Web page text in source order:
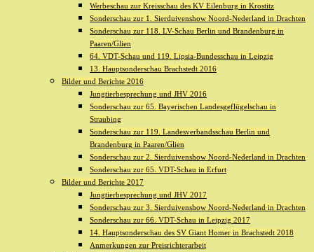
Werbeschau zur Kreisschau des KV Eilenburg in Krostitz
Sonderschau zur 1. Sierduivenshow Noord-Nederland in Drachten
Sonderschau zur 118. LV-Schau Berlin und Brandenburg in
Paaren/Glien
64. VDT-Schau und 119. Lipsia-Bundesschau in Leipzig
13. Hauptsonderschau Brachstedt 2016
Bilder und Berichte 2016
Jungtierbesprechung und JHV 2016
Sonderschau zur 65. Bayerischen Landesgeflügelschau in
Straubing
Sonderschau zur 119. Landesverbandsschau Berlin und
Brandenburg in Paaren/Glien
Sonderschau zur 2. Sierduivenshow Noord-Nederland in Drachten
Sonderschau zur 65. VDT-Schau in Erfurt
Bilder und Berichte 2017
Jungtierbesprechung und JHV 2017
Sonderschau zur 3. Sierduivenshow Noord-Nederland in Drachten
Sonderschau zur 66. VDT-Schau in Leipzig 2017
14. Hauptsonderschau des SV Giant Homer in Brachstedt 2018
Anmerkungen zur Preisrichterarbeit